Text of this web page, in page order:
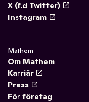
X (f.d Twitter)
Instagram
Mathem
Om Mathem
Karriär
Press
För företag